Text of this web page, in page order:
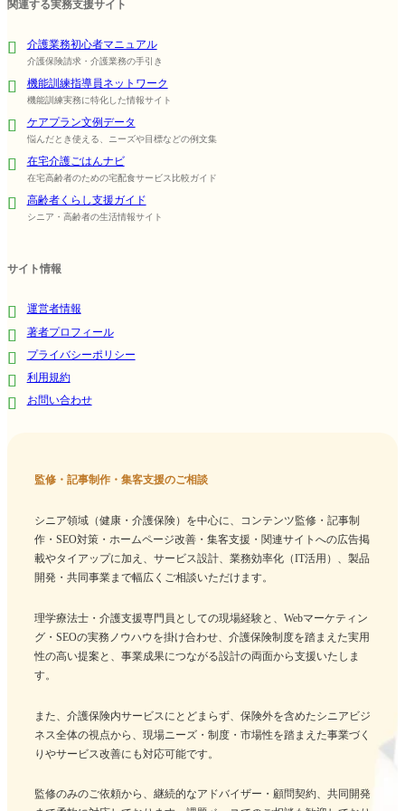
関連する実務支援サイト
介護業務初心者マニュアル
介護保険請求・介護業務の手引き
機能訓練指導員ネットワーク
機能訓練実務に特化した情報サイト
ケアプラン文例データ
悩んだとき使える、ニーズや目標などの例文集
在宅介護ごはんナビ
在宅高齢者のための宅配食サービス比較ガイド
高齢者くらし支援ガイド
シニア・高齢者の生活情報サイト
サイト情報
運営者情報
著者プロフィール
プライバシーポリシー
利用規約
お問い合わせ
監修・記事制作・集客支援のご相談
シニア領域（健康・介護保険）を中心に、コンテンツ監修・記事制
作・SEO対策・ホームページ改善・集客支援・関連サイトへの広告掲
載やタイアップに加え、サービス設計、業務効率化（IT活用）、製品
開発・共同事業まで幅広くご相談いただけます。
理学療法士・介護支援専門員としての現場経験と、Webマーケティン
グ・SEOの実務ノウハウを掛け合わせ、介護保険制度を踏まえた実用
性の高い提案と、事業成果につながる設計の両面から支援いたしま
す。
また、介護保険内サービスにとどまらず、保険外を含めたシニアビジ
ネス全体の視点から、現場ニーズ・制度・市場性を踏まえた事業づく
りやサービス改善にも対応可能です。
監修のみのご依頼から、継続的なアドバイザー・顧問契約、共同開発